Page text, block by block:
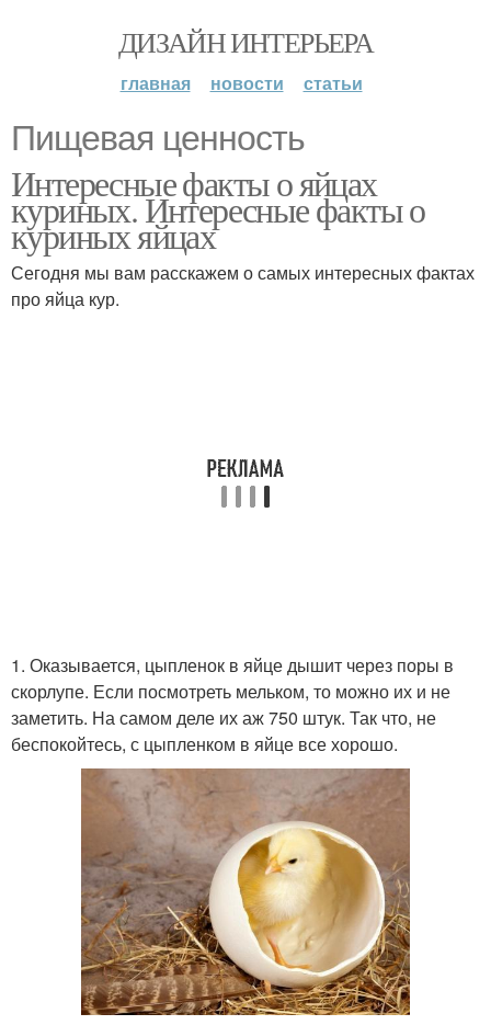
ДИЗАЙН ИНТЕРЬЕРА
главная новости статьи
Пищевая ценность
Интересные факты о яйцах
куриных. Интересные факты о
куриных яйцах
Сегодня мы вам расскажем о самых интересных фактах
про яйца кур.
1. Оказывается, цыпленок в яйце дышит через поры в
скорлупе. Если посмотреть мельком, то можно их и не
заметить. На самом деле их аж 750 штук. Так что, не
беспокойтесь, с цыпленком в яйце все хорошо.